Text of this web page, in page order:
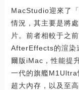
MacStudio迎來了
情況，其主要是將
片。前者相較于之
AfterEffects的渲染
爾版iMac，性能提
一代的旗艦M1Ultra
超大內存，以及至